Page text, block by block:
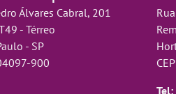
Álvares Cabral, 201
- Térreo
- SP
900
Tel: